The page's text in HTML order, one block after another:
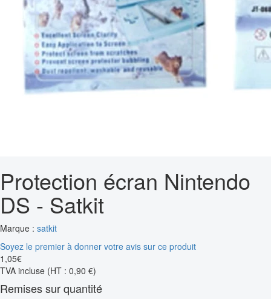
Protection écran Nintendo
DS - Satkit
Marque : satkit
Soyez le premier à donner votre avis sur ce produit
1 ,05€
TVA incluse (HT : 0,90 €)
Remises sur quantité